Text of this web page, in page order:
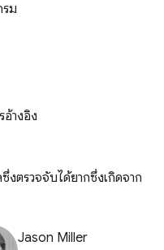
ม
างอิง
ตรวจจับได้ยากซึ่งเกิดจาก
Jason Miller